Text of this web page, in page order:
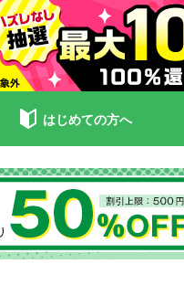
はじめての方へ